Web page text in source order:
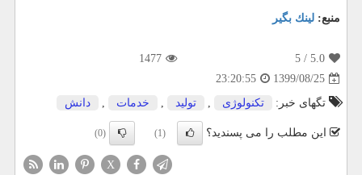
منبع: لینك بگیر
5.0
/ 5
1477
1399/08/25
23:20:55
تگهای خبر:
تكنولوژی , تولید , خدمات , دانش
این مطلب را می پسندید؟ (1)
(0)
X